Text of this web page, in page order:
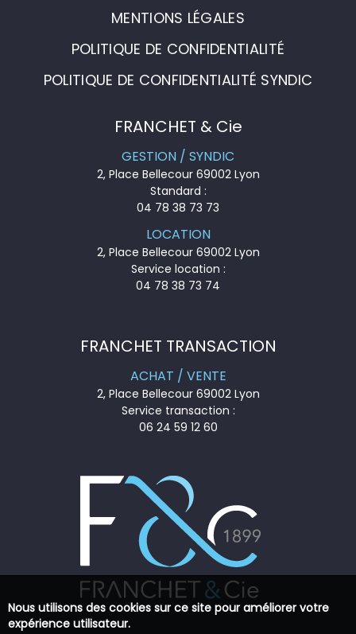
MENTIONS LÉGALES
POLITIQUE DE CONFIDENTIALITÉ
POLITIQUE DE CONFIDENTIALITÉ SYNDIC
FRANCHET & Cie
GESTION / SYNDIC
2, Place Bellecour 69002 Lyon
Standard :
04 78 38 73 73
LOCATION
2, Place Bellecour 69002 Lyon
Service location :
04 78 38 73 74
FRANCHET TRANSACTION
ACHAT / VENTE
2, Place Bellecour 69002 Lyon
Service transaction :
06 24 59 12 60
Nous utilisons des cookies sur ce site pour améliorer votre
expérience utilisateur.